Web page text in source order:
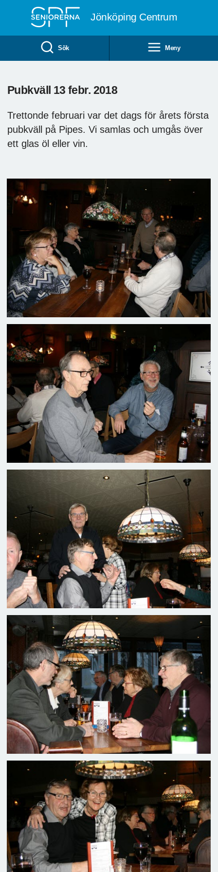
Jönköping Centrum
Sök Meny
Pubkväll 13 febr. 2018
Trettonde februari var det dags för årets första
pubkväll på Pipes. Vi samlas och umgås över
ett glas öl eller vin.